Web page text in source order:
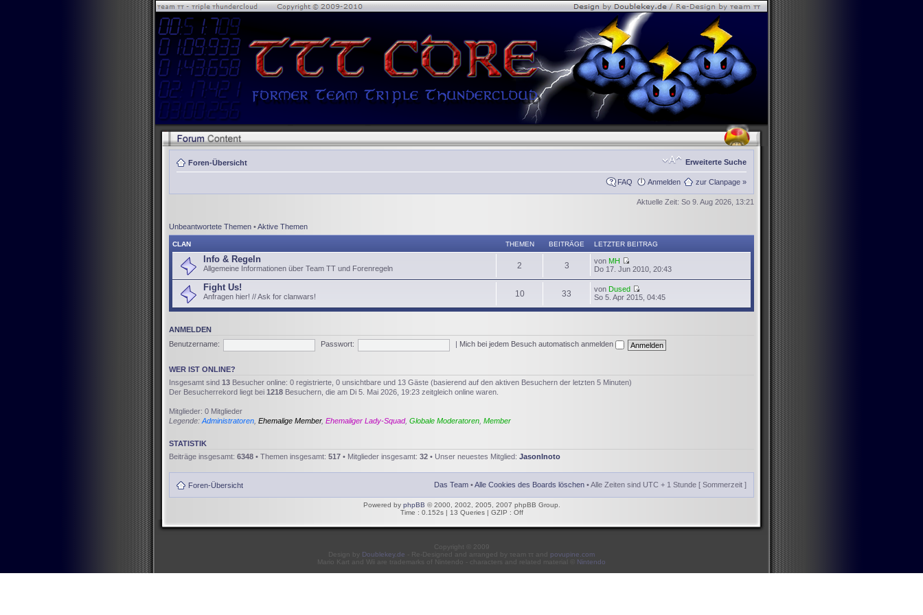
Foren-Übersicht Erweiterte Suche
FAQ Anmelden zur Clanpage »
Aktuelle Zeit: So 9. Aug 2026, 13:21
Unbeantwortete Themen •Aktive Themen
CLAN THEMEN BEITRÄGE LETZTER BEITRAG
Info & Regeln
Allgemeine Informationen über Team TT und Forenregeln 2 3 von MH
Do 17. Jun 2010, 20:43
Fight Us!
Anfragen hier! // Ask for clanwars! 10 33 von Dused
So 5. Apr 2015, 04:45
ANMELDEN
Benutzername:
Passwort: Mich bei jedem Besuch automatisch anmelden
WER IST ONLINE?
Insgesamt sind 13 Besucher online: 0 registrierte, 0 unsichtbare und 13 Gäste (basierend auf den aktiven Besuchern der letzten 5 Minuten)
Der Besucherrekord liegt bei 1218 Besuchern, die am Di 5. Mai 2026, 19:23 zeitgleich online waren.
Mitglieder: 0 Mitglieder
Legende: Administratoren Ehemalige Member, Ehemaliger Lady-Squad, Globale Moderatoren Member
STATISTIK
Beiträge insgesamt: 6348 • Themen insgesamt: 517 • Mitglieder insgesamt: 32 • Unser neuestes Mitglied: JasonInoto
Foren-Übersicht Das Team •Alle Cookies des Boards löschen • Alle Zeiten sind UTC + 1 Stunde [ Sommerzeit ]
Powered by phpBB © 2000, 2002, 2005, 2007 phpBB Group.
Time : 0.152s | 13 Queries | GZIP : Off
Copyright © 2009
Design by Doublekey.de - Re-Designed and arranged by τeam ττ and povupine.com
Mario Kart and Wii are trademarks of Nintendo - characters and related material © Nintendo